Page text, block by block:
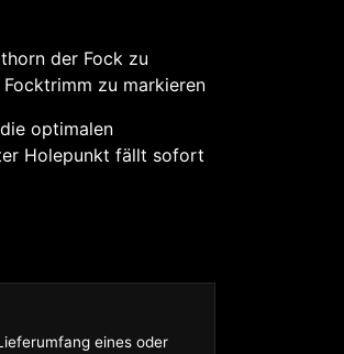
der Fock zu
zu markieren
optimalen
Holepunkt fällt sofort
eines oder